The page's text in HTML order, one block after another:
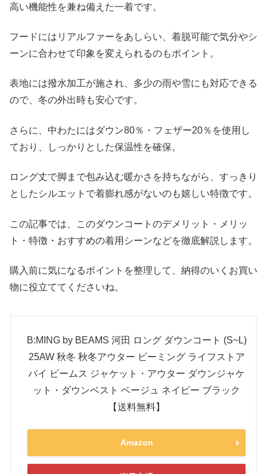
高い機能性を兼ね備えた一着です。
フードにはリアルファーをあしらい、着脱可能で気分やシ
ーンに合わせて印象を変えられるのもポイント。
表地には撥水加工が施され、多少の雨や雪にも対応できる
ので、冬の外出時も安心です。
さらに、中わたにはダウン80％・フェザー20％を使用し
ており、しっかりとした保温性を確保。
ロング丈で脚まで包み込む暖かさを持ちながら、すっきり
としたシルエットで着膨れ感がないのも嬉しい特徴です。
この記事では、このダウンコートのデメリット・メリッ
ト・特徴・おすすめの着用シーンなどを徹底解説します。
購入前に気になるポイントを整理して、納得のいくお買い
物に役立ててくださいね。
B:MING by BEAMS 河田 ロング ダウンコート (S~L)
25AW 秋冬 秋冬アウター ビーミング ライフストア
バイ ビームス ジャケット・アウター ダウンジャケ
ット・ダウンベスト ベージュ ネイビー ブラック
【送料無料】
Amazon